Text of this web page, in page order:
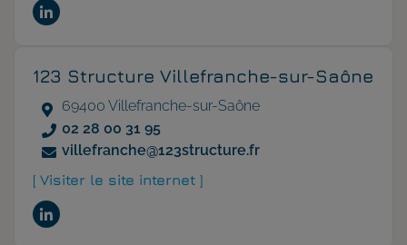
123 Structure Villefranche-sur-Saône
69400 Villefranche-sur-Saône
02 28 00 31 95
villefranche@123structure.fr
[ Visiter le site internet ]